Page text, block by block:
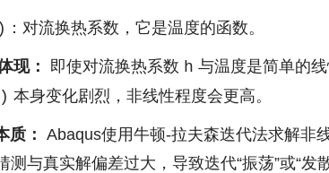
：对流换热系数，它是温度的函数。
现： 即使对流换热系数 h 与温度是简单的
本身变化剧烈，非线性程度会更高。
质：
Abaqus使用牛顿-拉夫森迭代法求解非
测与真实解偏差过大，导致迭代“振荡”或“发